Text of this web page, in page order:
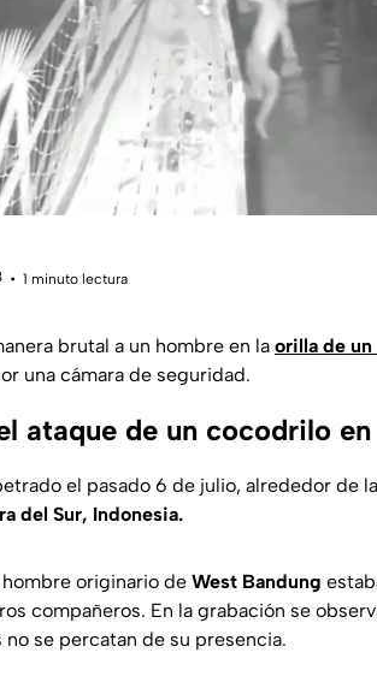
1 minuto lectura
brutal a un hombre en la orilla de un
una cámara de seguridad.
ataque de un cocodrilo
el pasado 6 de julio, alrededor de
del Sur, Indonesia.
originario de West Bandung
compañeros. En la grabación se
se percatan de su presencia.